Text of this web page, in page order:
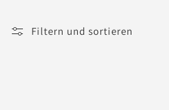
Filtern und sortieren